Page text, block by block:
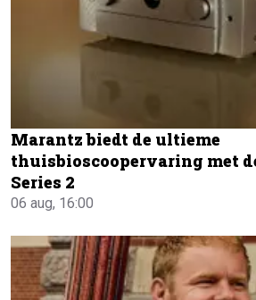
Marantz biedt de ultieme
thuisbioscoopervaring met
Series 2
06 aug, 16:00